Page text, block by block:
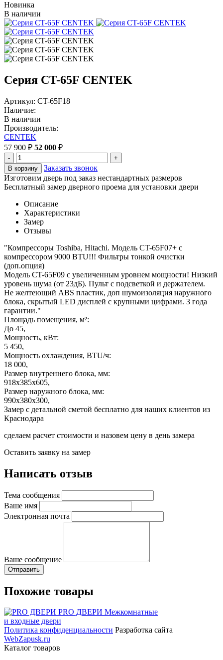
Новинка
В наличии
Серия CT-65F CENTEK
Артикул: CT-65F18
Наличие:
В наличии
Производитель:
CENTEK
57 900 ₽ 52 000 ₽
-
+
В корзину
Заказать звонок
Изготовим дверь под заказ нестандартных размеров
Бесплатный замер дверного проема для установки двери
Описание
Характеристики
Замер
Отзывы
"Компрессоры Toshiba, Hitachi. Модель CT-65F07+ c
компрессором 9000 BTU!!! Фильтры тонкой очистки
(доп.опция)
Модель CT-65F09 с увеличенным уровнем мощности! Низкий
уровень шума (от 23дБ). Пульт с подсветкой и держателем.
Не желтеющий ABS пластик, доп шумоизоляция наружного
блока, скрытый LED дисплей с крупными цифрами. 3 года
гарантии."
Площадь помещения, м²:
До 45,
Мощность, кВт:
5 450,
Мощность охлаждения, BTU/ч:
18 000,
Размер внутреннего блока, мм:
918x385x605,
Размер наружного блока, мм:
990x380x300,
Замер с детальной сметой бесплатно для наших клиентов из
Краснодара
сделаем расчет стоимости и назовем цену в день замера
Оставить заявку на замер
Написать отзыв
Тема сообщения
Ваше имя
Электронная почта
Ваше сообщение
Похожие товары
PRO ДВЕРИ Межкомнатные
и входные двери
Политика конфиденциальности Разработка сайта
WebZapusk.ru
Каталог товаров